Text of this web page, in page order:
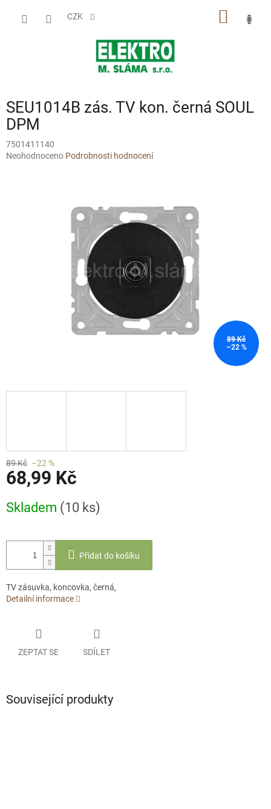
CZK
SEU1014B zás. TV kon. černá SOUL
DPM
7501411140
Průměrné
Neohodnoceno Podrobnosti hodnocení
89 Kč
–22 %
89 Kč –22 %
68,99 Kč
cena:
Skladem (10 ks)
Přidat do košíku
TV zásuvka, koncovka, černá,
Detailní informace
ZEPTAT SE SDÍLET
Související produkty